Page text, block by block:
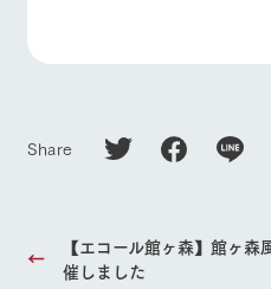
Share
【エコール館ヶ森】館ヶ
催しました